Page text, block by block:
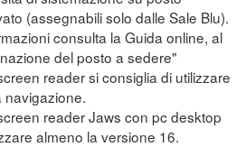
(assegnabili solo dalle Sale Blu).
consulta la Guida online, al
del posto a sedere"
reader si consiglia di utilizzare
navigazione.
reader Jaws con pc desktop
almeno la versione 16.